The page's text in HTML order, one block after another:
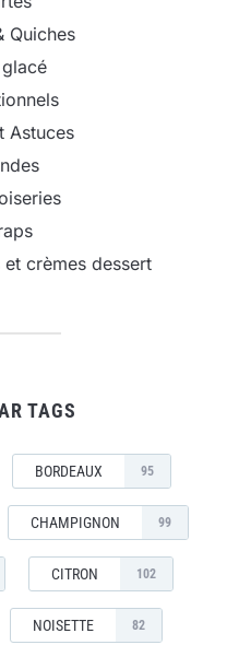
Quiches
Astuces
crèmes dessert
TAGS
BORDEAUX 95
CHAMPIGNON 99
CITRON 102
NOISETTE 82